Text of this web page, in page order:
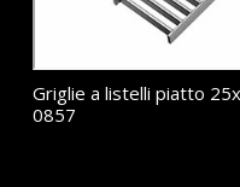
Griglie a listelli piatto
0857